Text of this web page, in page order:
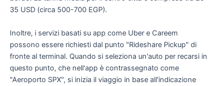
35 USD (circa 500-700 EGP).
Inoltre, i servizi basati su app come Uber e Careem
possono essere richiesti dal punto "Rideshare Pickup" di
fronte al terminal. Quando si seleziona un'auto per recarsi in
questo punto, che nell'app è contrassegnato come
"Aeroporto SPX", si inizia il viaggio in base all'indicazione